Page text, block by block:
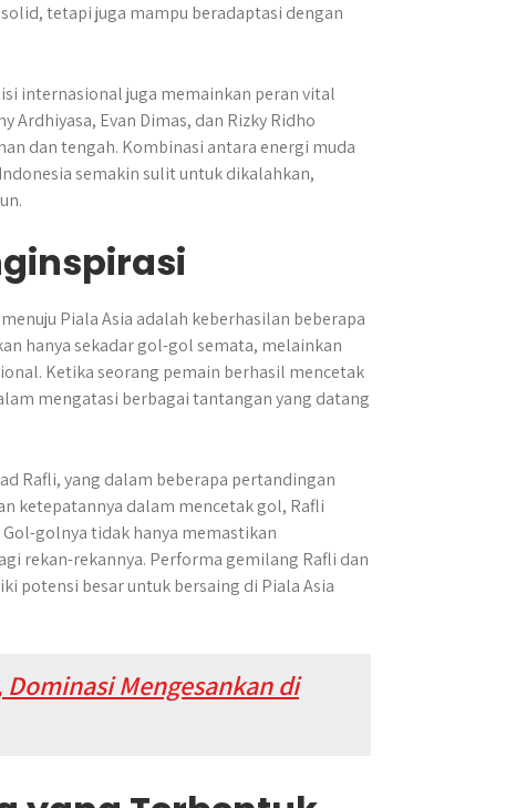
tetapi juga mampu beradaptasi dengan
internasional juga memainkan peran vital
Evan Dimas, dan Rizky Ridho
dan tengah. Kombinasi antara energi muda
semakin sulit untuk dikalahkan,
Piala Asia adalah keberhasilan beberapa
hanya sekadar gol-gol semata, melainkan
Ketika seorang pemain berhasil mencetak
mengatasi berbagai tantangan yang datang
Rafli, yang dalam beberapa pertandingan
ketepatannya dalam mencetak gol, Rafli
golnya tidak hanya memastikan
rekan-rekannya. Performa gemilang Rafli dan
potensi besar untuk bersaing di Piala Asia
Mengesankan di